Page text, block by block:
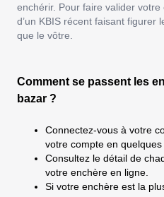
enchérir. Pour faire valider
d’un KBIS récent faisant figurer
que le vôtre.
Comment se passent les
bazar ?
Connectez-vous à votre
votre compte en
Consultez le détail de
votre enchère en ligne.
Si votre enchère est la